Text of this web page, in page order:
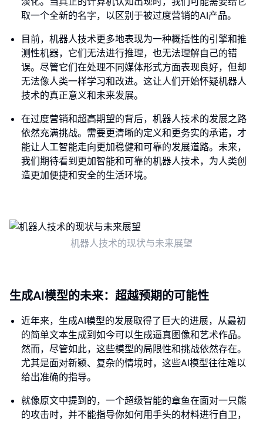
取一个全新的名字，以区别于被过度营销的AI产品。
目前，机器人技术更多地表现为一种概括性的引擎和推
测性机器，它们无法进行推理，也无法理解自己的错
误。尽管它们在处理不同媒体形式方面表现良好，但却
无法像人类一样学习和改进。这让人们开始怀疑机器人
技术的真正意义和未来发展。
在过度营销和超高期望的背后，机器人技术的发展之路
依然充满挑战。需要更清晰的定义和更务实的承诺，才
能让人工智能走向更加稳健和可靠的发展道路。未来，
我们期待看到更加智能和可靠的机器人技术，为人类创
造更加便捷和安全的生活环境。
机器人技术的现状与未来展望
生成AI模型的未来：超越预期的可能性
近年来，生成AI模型的发展取得了巨大的进展，从最初
的简单文本生成到如今可以生成逼真图像和艺术作品。
然而，尽管如此，这些模型的局限性和挑战依然存在。
尤其是面对新颖、复杂的情境时，这些AI模型往往难以
给出准确的指导。
就像原文中提到的，一个超级智能的章鱼在面对一只熊
的攻击时，并不能指导你如何用手头的材料进行自卫，